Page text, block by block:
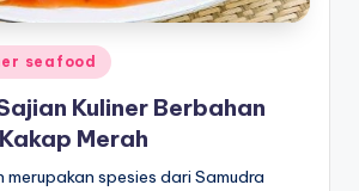
seafood
Kuliner Berbahan
Merah
merupakan spesies dari Samudra